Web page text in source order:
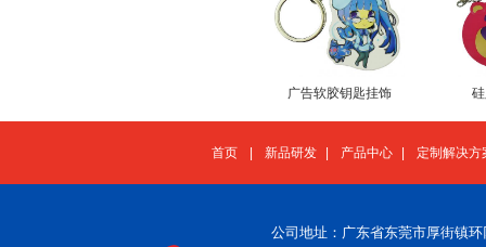
广告软胶钥匙挂饰
首页 新品研发 产品中心 定制解决方
公司地址：广东省东莞市厚街镇